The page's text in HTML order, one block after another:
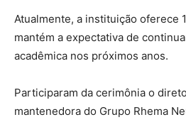
Atualmente, a instituição oferece
mantém a expectativa de
acadêmica nos próximos anos.
Participaram da cerimônia o
mantenedora do Grupo Rhema